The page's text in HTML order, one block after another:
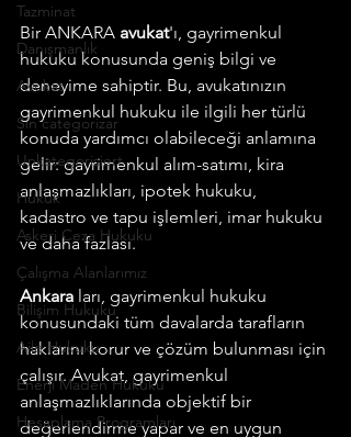
Tazminat
Danışmanlık
Avukat
Sin categorizar
Unkategorisiert
Hukuk
Askeri Ceza Hukuku
Çalışma Alanlarımız
Bilişim Hukuku
Aile Hukuku
Enerji Maden Hukuku
Hesaplama Programları
Bir ANKARA avukat'ı, gayrimenkul
hukuku konusunda geniş bilgi ve
deneyime sahiptir. Bu, avukatınızın
gayrimenkul hukuku ile ilgili her türlü
konuda yardımcı olabileceği anlamına
gelir: gayrimenkul alım-satımı, kira
anlaşmazlıkları, ipotek hukuku,
kadastro ve tapu işlemleri, imar hukuku
ve daha fazlası.
Ankara ları, gayrimenkul hukuku
konusundaki tüm davalarda tarafların
haklarını korur ve çözüm bulunması için
çalışır. Avukat, gayrimenkul
anlaşmazlıklarında objektif bir
değerlendirme yapar ve en uygun